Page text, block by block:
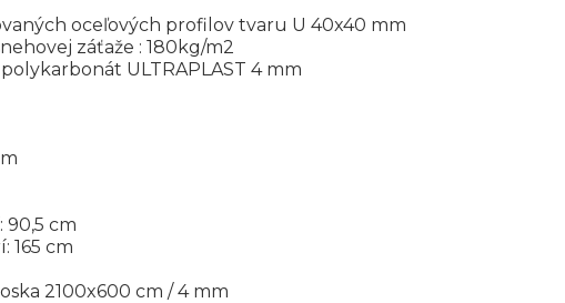
oceľových profilov tvaru U 40x40 mm
záťaže : 180kg/m2
ULTRAPLAST 4 mm
cm
165 cm
2100x600 cm / 4 mm